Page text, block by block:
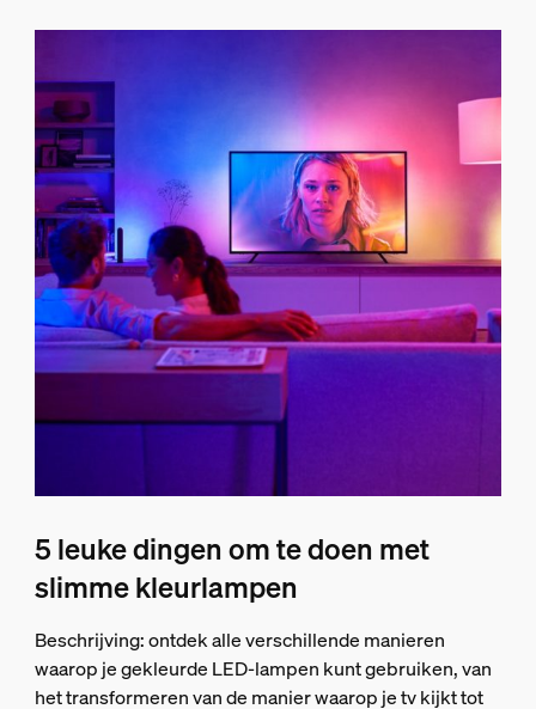
5 leuke dingen om te doen met
slimme kleurlampen
Beschrijving: ontdek alle verschillende manieren
waarop je gekleurde LED-lampen kunt gebruiken, van
het transformeren van de manier waarop je tv kijkt tot